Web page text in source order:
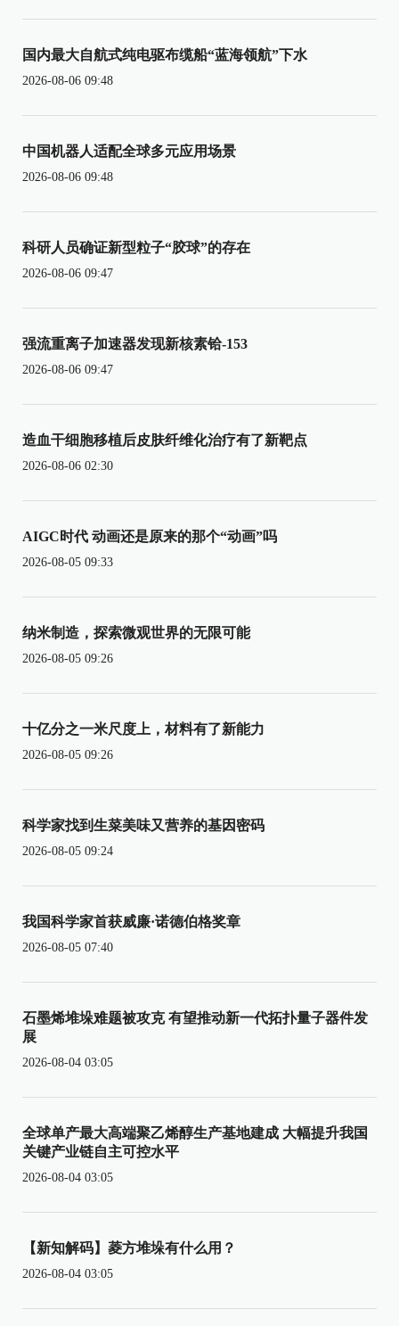
国内最大自航式纯电驱布缆船“蓝海领航”下水
2026-08-06 09:48
中国机器人适配全球多元应用场景
2026-08-06 09:48
科研人员确证新型粒子“胶球”的存在
2026-08-06 09:47
强流重离子加速器发现新核素铪-153
2026-08-06 09:47
造血干细胞移植后皮肤纤维化治疗有了新靶点
2026-08-06 02:30
AIGC时代 动画还是原来的那个“动画”吗
2026-08-05 09:33
纳米制造，探索微观世界的无限可能
2026-08-05 09:26
十亿分之一米尺度上，材料有了新能力
2026-08-05 09:26
科学家找到生菜美味又营养的基因密码
2026-08-05 09:24
我国科学家首获威廉·诺德伯格奖章
2026-08-05 07:40
石墨烯堆垛难题被攻克 有望推动新一代拓扑量子器件发
展
2026-08-04 03:05
全球单产最大高端聚乙烯醇生产基地建成 大幅提升我国
关键产业链自主可控水平
2026-08-04 03:05
【新知解码】菱方堆垛有什么用？
2026-08-04 03:05